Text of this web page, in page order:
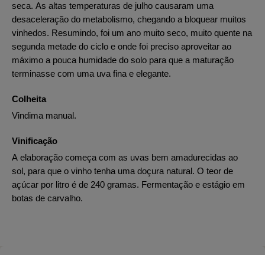
seca. As altas temperaturas de julho causaram uma
desaceleração do metabolismo, chegando a bloquear muitos
vinhedos. Resumindo, foi um ano muito seco, muito quente na
segunda metade do ciclo e onde foi preciso aproveitar ao
máximo a pouca humidade do solo para que a maturação
terminasse com uma uva fina e elegante.
Colheita
Vindima manual.
Vinificação
A elaboração começa com as uvas bem amadurecidas ao
sol, para que o vinho tenha uma doçura natural. O teor de
açúcar por litro é de 240 gramas. Fermentação e estágio em
botas de carvalho.